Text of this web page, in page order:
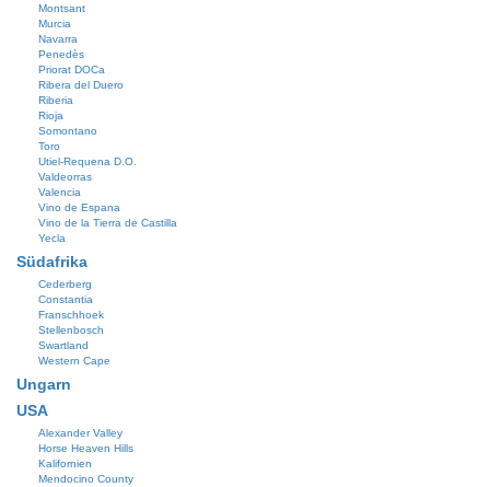
Montsant
Murcia
Navarra
Penedès
Priorat DOCa
Ribera del Duero
Riberia
Rioja
Somontano
Toro
Utiel-Requena D.O.
Valdeorras
Valencia
Vino de Espana
Vino de la Tierra de Castilla
Yecla
Südafrika
Cederberg
Constantia
Franschhoek
Stellenbosch
Swartland
Western Cape
Ungarn
USA
Alexander Valley
Horse Heaven Hills
Kalifornien
Mendocino County